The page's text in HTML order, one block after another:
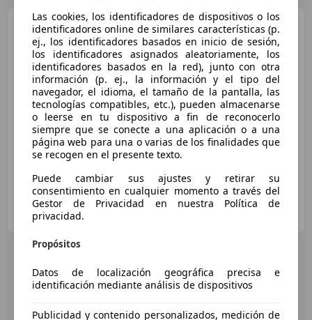
Honda CBR 600 RR 2005-
2007
€ 4.800
03/2006 43.800 km Gasolina 85 kW (116 CV)
Particular
ES-28923 Alcorcón
Las cookies, los identificadores de dispositivos o los
identificadores online de similares características (p.
ej., los identificadores basados en inicio de sesión,
los identificadores asignados aleatoriamente, los
identificadores basados en la red), junto con otra
información (p. ej., la información y el tipo del
navegador, el idioma, el tamaño de la pantalla, las
tecnologías compatibles, etc.), pueden almacenarse
o leerse en tu dispositivo a fin de reconocerlo
siempre que se conecte a una aplicación o a una
página web para una o varias de los finalidades que
se recogen en el presente texto.
Puede cambiar sus ajustes y retirar su
consentimiento en cualquier momento a través del
Gestor de Privacidad en nuestra Política de
privacidad.
Propósitos
Datos de localización geográfica precisa e
identificación mediante análisis de dispositivos
Publicidad y contenido personalizados, medición de